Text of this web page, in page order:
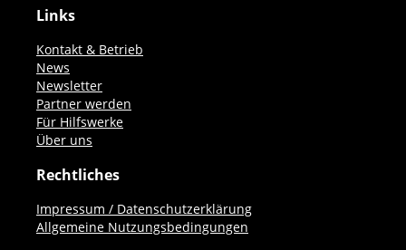
Links
Kontakt & Betrieb
News
Newsletter
Partner werden
Für Hilfswerke
Über uns
Rechtliches
Impressum / Datenschutzerklärung
Allgemeine Nutzungsbedingungen